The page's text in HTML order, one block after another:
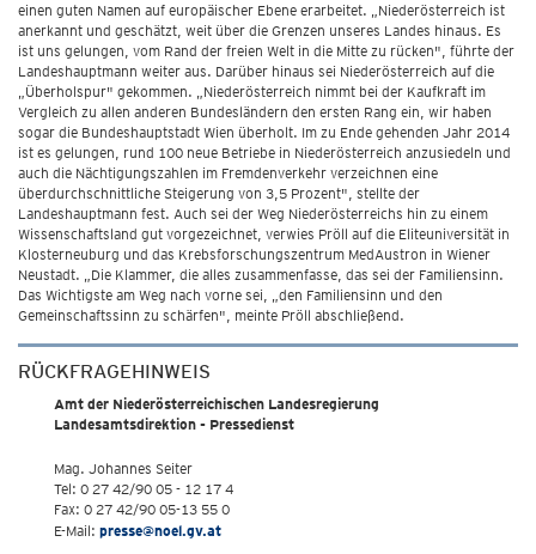
einen guten Namen auf europäischer Ebene erarbeitet. „Niederösterreich ist
anerkannt und geschätzt, weit über die Grenzen unseres Landes hinaus. Es
ist uns gelungen, vom Rand der freien Welt in die Mitte zu rücken", führte der
Landeshauptmann weiter aus. Darüber hinaus sei Niederösterreich auf die
„Überholspur" gekommen. „Niederösterreich nimmt bei der Kaufkraft im
Vergleich zu allen anderen Bundesländern den ersten Rang ein, wir haben
sogar die Bundeshauptstadt Wien überholt. Im zu Ende gehenden Jahr 2014
ist es gelungen, rund 100 neue Betriebe in Niederösterreich anzusiedeln und
auch die Nächtigungszahlen im Fremdenverkehr verzeichnen eine
überdurchschnittliche Steigerung von 3,5 Prozent", stellte der
Landeshauptmann fest. Auch sei der Weg Niederösterreichs hin zu einem
Wissenschaftsland gut vorgezeichnet, verwies Pröll auf die Eliteuniversität in
Klosterneuburg und das Krebsforschungszentrum MedAustron in Wiener
Neustadt. „Die Klammer, die alles zusammenfasse, das sei der Familiensinn.
Das Wichtigste am Weg nach vorne sei, „den Familiensinn und den
Gemeinschaftssinn zu schärfen", meinte Pröll abschließend.
RÜCKFRAGEHINWEIS
Amt der Niederösterreichischen Landesregierung
Landesamtsdirektion - Pressedienst
Mag. Johannes Seiter
Tel: 0 27 42/90 05 - 12 17 4
Fax: 0 27 42/90 05-13 55 0
E-Mail: presse@noel.gv.at